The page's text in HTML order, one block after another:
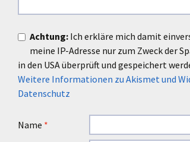
Achtung: Ich erkläre mich damit
meine IP-Adresse nur zum Zweck der
in den USA überprüft und gespeichert
Weitere Informationen zu Akismet und
Datenschutz
Name *